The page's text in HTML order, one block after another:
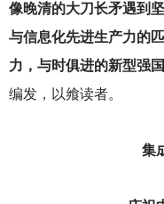
像晚清的大刀长矛遇到
与信息化先进生产力的
力，与时俱进的新型强国
编发，以飨读者。
集